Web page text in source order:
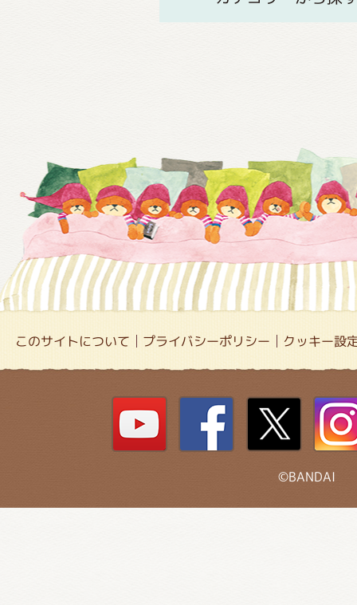
このサイトについて プライバシーポリシー クッキー設
©BANDAI